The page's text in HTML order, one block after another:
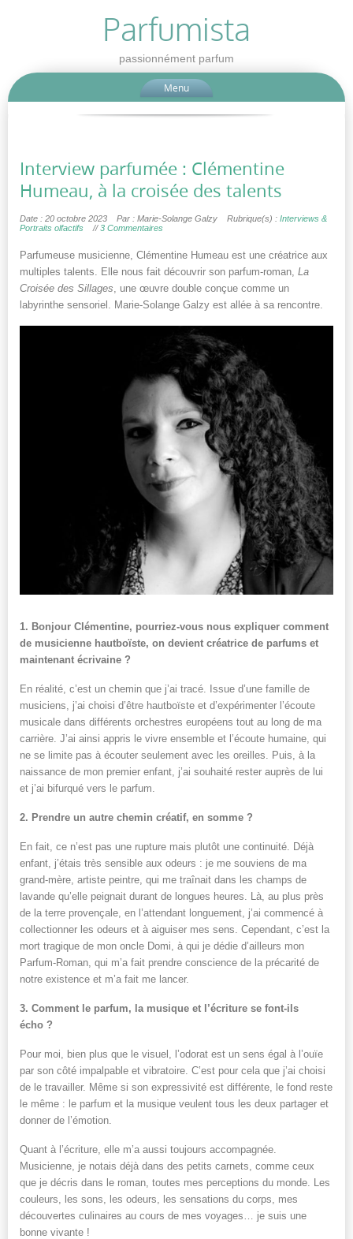
Parfumista
passionnément parfum
Menu
Interview parfumée : Clémentine
Humeau, à la croisée des talents
Date : 20 octobre 2023 Par : Marie-Solange Galzy Rubrique(s) : Interviews &
Portraits olfactifs
//3 Commentaires
Parfumeuse musicienne, Clémentine Humeau est une créatrice aux
multiples talents. Elle nous fait découvrir son parfum-roman, La
Croisée des Sillages, une œuvre double conçue comme un
labyrinthe sensoriel. Marie-Solange Galzy est allée à sa rencontre.
1. Bonjour Clémentine, pourriez-vous nous expliquer comment
de musicienne hautboïste, on devient créatrice de parfums et
maintenant écrivaine ?
En réalité, c’est un chemin que j’ai tracé. Issue d’une famille de
musiciens, j’ai choisi d’être hautboïste et d’expérimenter l’écoute
musicale dans différents orchestres européens tout au long de ma
carrière. J’ai ainsi appris le vivre ensemble et l’écoute humaine, qui
ne se limite pas à écouter seulement avec les oreilles. Puis, à la
naissance de mon premier enfant, j’ai souhaité rester auprès de lui
et j’ai bifurqué vers le parfum.
2. Prendre un autre chemin créatif, en somme ?
En fait, ce n’est pas une rupture mais plutôt une continuité. Déjà
enfant, j’étais très sensible aux odeurs : je me souviens de ma
grand-mère, artiste peintre, qui me traînait dans les champs de
lavande qu’elle peignait durant de longues heures. Là, au plus près
de la terre provençale, en l’attendant longuement, j’ai commencé à
collectionner les odeurs et à aiguiser mes sens. Cependant, c’est la
mort tragique de mon oncle Domi, à qui je dédie d’ailleurs mon
Parfum-Roman, qui m’a fait prendre conscience de la précarité de
notre existence et m’a fait me lancer.
3. Comment le parfum, la musique et l’écriture se font-ils
écho ?
Pour moi, bien plus que le visuel, l’odorat est un sens égal à l’ouïe
par son côté impalpable et vibratoire. C’est pour cela que j’ai choisi
de le travailler. Même si son expressivité est différente, le fond reste
le même : le parfum et la musique veulent tous les deux partager et
donner de l’émotion.
Quant à l’écriture, elle m’a aussi toujours accompagnée.
Musicienne, je notais déjà dans des petits carnets, comme ceux
que je décris dans le roman, toutes mes perceptions du monde. Les
couleurs, les sons, les odeurs, les sensations du corps, mes
découvertes culinaires au cours de mes voyages… je suis une
bonne vivante !